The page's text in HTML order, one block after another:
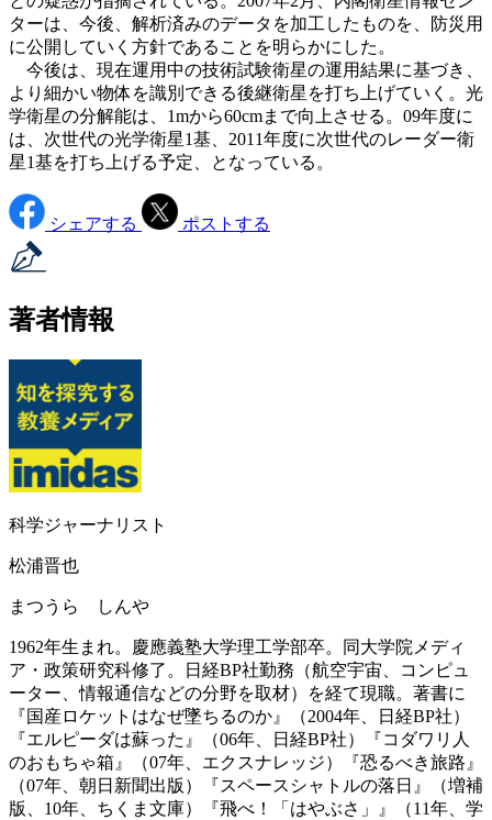
ターは、今後、解析済みのデータを加工したものを、防災用
に公開していく方針であることを明らかにした。
今後は、現在運用中の技術試験衛星の運用結果に基づき、
より細かい物体を識別できる後継衛星を打ち上げていく。光
学衛星の分解能は、1mから60cmまで向上させる。09年度に
は、次世代の光学衛星1基、2011年度に次世代のレーダー衛
星1基を打ち上げる予定、となっている。
シェアする ポストする
著者情報
科学ジャーナリスト
松浦晋也
まつうら しんや
1962年生まれ。慶應義塾大学理工学部卒。同大学院メディ
ア・政策研究科修了。日経BP社勤務（航空宇宙、コンピュ
ーター、情報通信などの分野を取材）を経て現職。著書に
『国産ロケットはなぜ墜ちるのか』（2004年、日経BP社）
『エルピーダは蘇った』（06年、日経BP社）『コダワリ人
のおもちゃ箱』（07年、エクスナレッジ）『恐るべき旅路』
（07年、朝日新聞出版）『スペースシャトルの落日』（増補
版、10年、ちくま文庫）『飛べ！「はやぶさ」』（11年、学